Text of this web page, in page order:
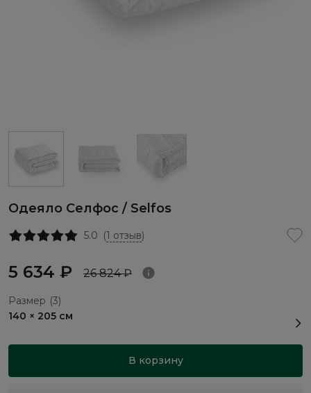
Одеяло Селфос / Selfos
5.0 (1 отзыв)
5 634 ₽ 26 824 ₽
Размер (3)
140 × 205 см
В корзину